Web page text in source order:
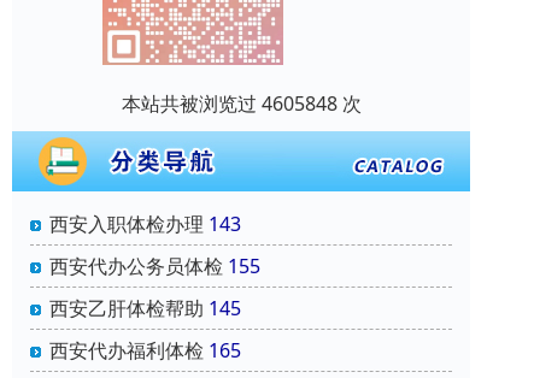
本站共被浏览过 4605848 次
西安入职体检办理 143
西安代办公务员体检 155
西安乙肝体检帮助 145
西安代办福利体检 165